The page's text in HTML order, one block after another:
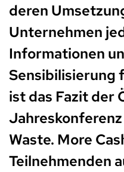
deren
Unternehmen
Informationen
Sensibilisierung
ist das Fazit der
Waste. More
Teilnehmenden